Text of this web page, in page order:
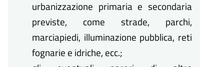
urbanizzazione primaria e secondaria
previste, come strade, parchi,
marciapiedi, illuminazione pubblica, reti
fognarie e idriche, ecc.;